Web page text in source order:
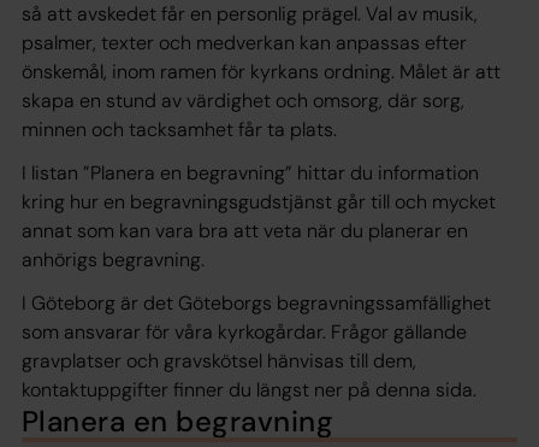
så att avskedet får en personlig prägel. Val av musik,
psalmer, texter och medverkan kan anpassas efter
önskemål, inom ramen för kyrkans ordning. Målet är att
skapa en stund av värdighet och omsorg, där sorg,
minnen och tacksamhet får ta plats.
I listan ”Planera en begravning” hittar du information
kring hur en begravningsgudstjänst går till och mycket
annat som kan vara bra att veta när du planerar en
anhörigs begravning.
I Göteborg är det Göteborgs begravningssamfällighet
som ansvarar för våra kyrkogårdar. Frågor gällande
gravplatser och gravskötsel hänvisas till dem,
kontaktuppgifter finner du längst ner på denna sida.
Planera en begravning